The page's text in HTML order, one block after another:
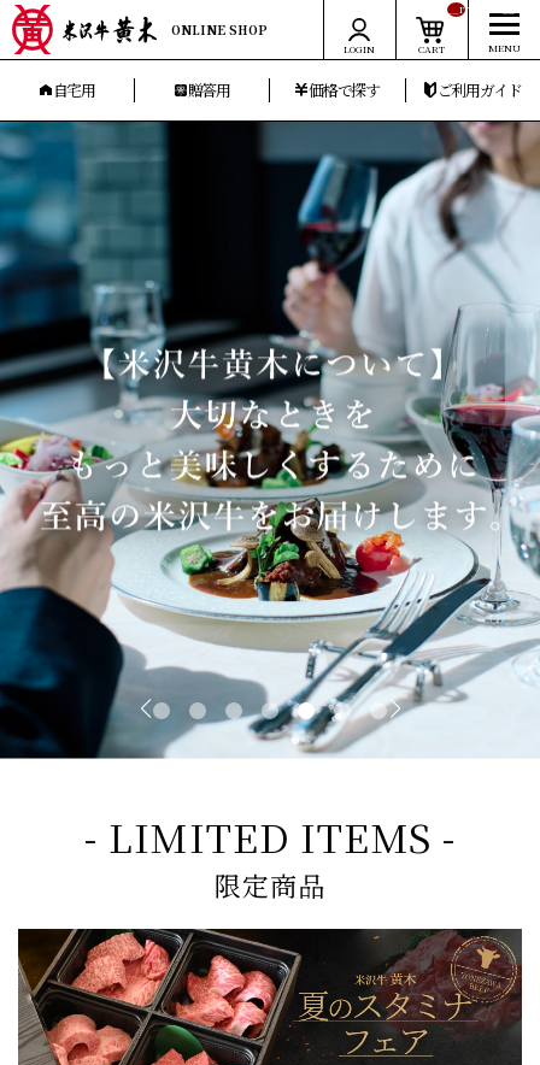
ONLINE SHOP
LOGIN CART
__ITM_CNT__
自宅用 贈答用 価格で探す ご利用ガイド
- LIMITED ITEMS -
限定商品